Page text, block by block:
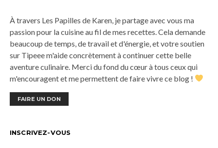
À travers Les Papilles de Karen, je partage avec vous ma
passion pour la cuisine au fil de mes recettes. Cela demande
beaucoup de temps, de travail et d'énergie, et votre soutien
sur Tipeee m'aide concrètement à continuer cette belle
aventure culinaire. Merci du fond du cœur à tous ceux qui
m'encouragent et me permettent de faire vivre ce blog !
FAIRE UN DON
INSCRIVEZ-VOUS